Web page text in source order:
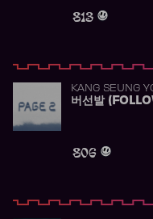
813
KANG SEUNG
버선발
806